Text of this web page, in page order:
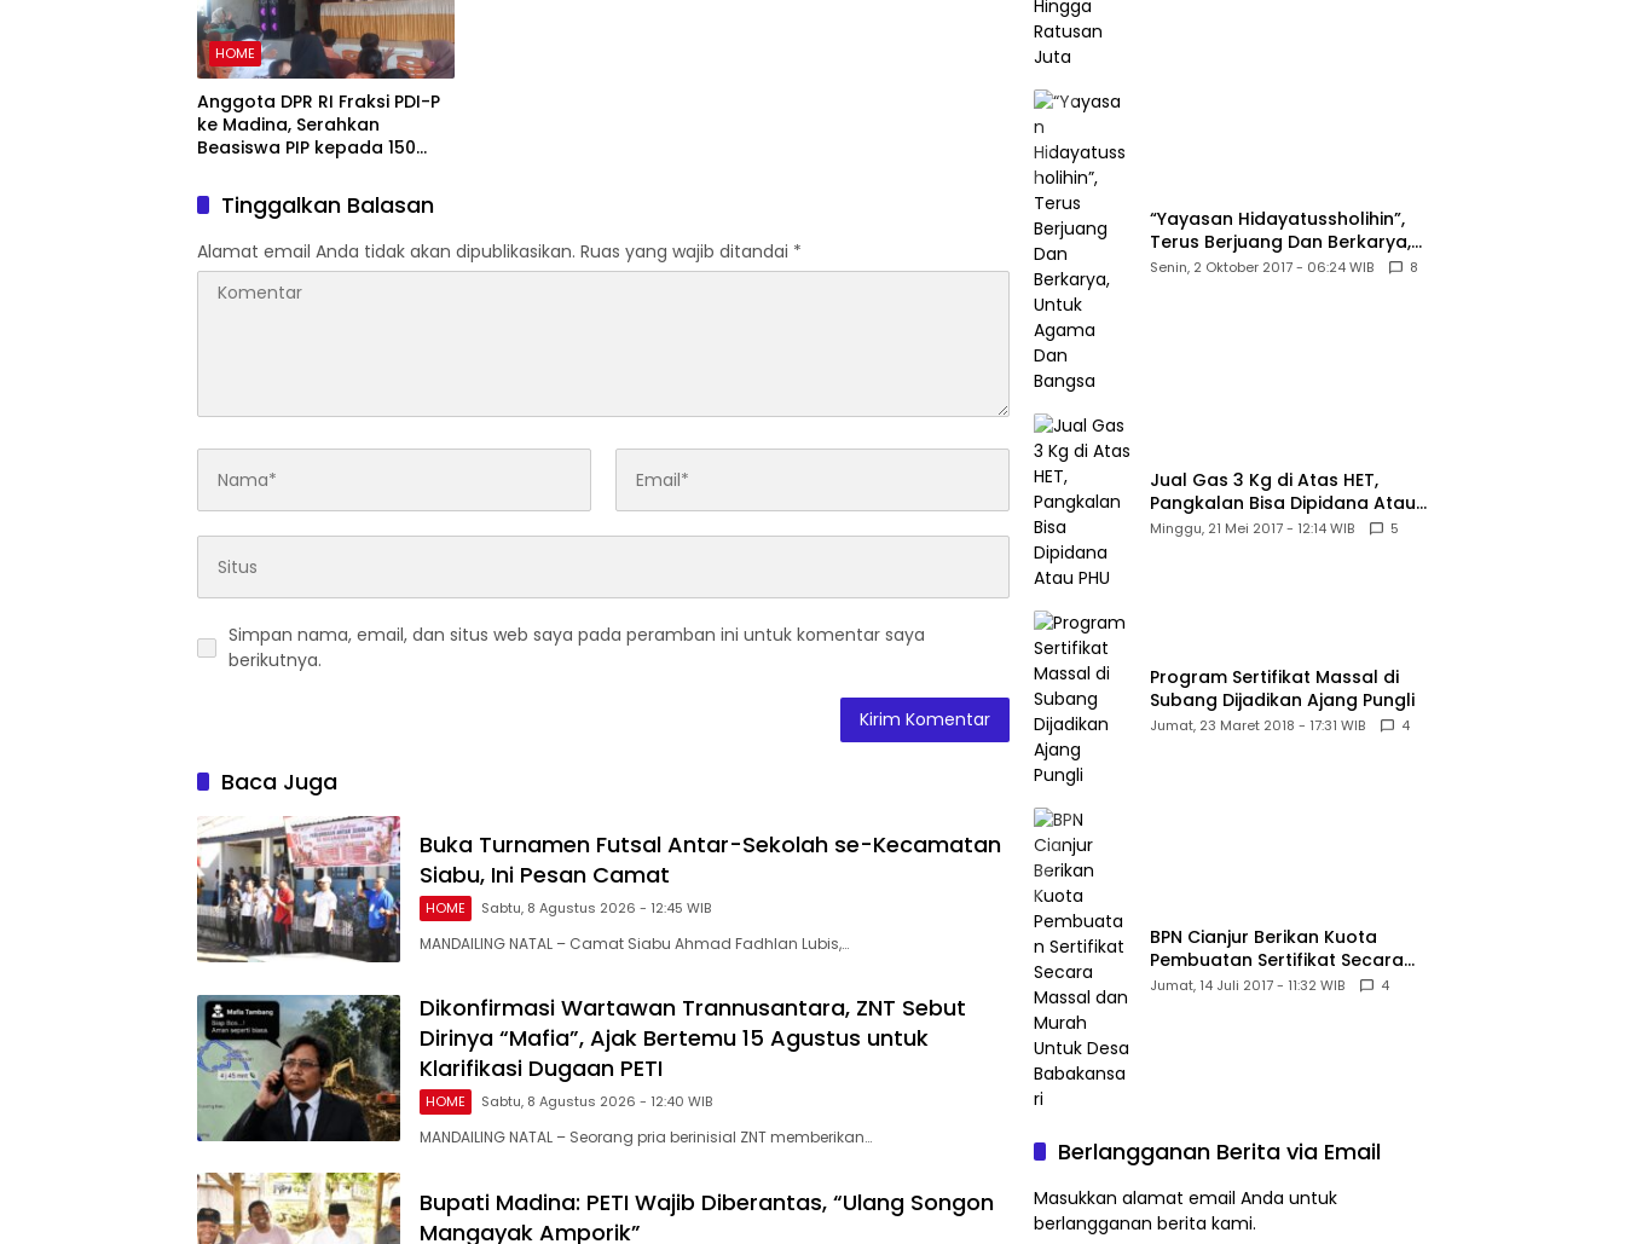
HOME
Anggota DPR RI Fraksi PDI-P
ke Madina, Serahkan
Beasiswa PIP kepada 150
Tinggalkan Balasan
Alamat email Anda tidak akan dipublikasikan. Ruas yang wajib ditandai *
Simpan nama, email, dan situs web saya pada peramban ini untuk komentar saya
berikutnya.
Baca Juga
Buka Turnamen Futsal Antar-Sekolah se-Kecamatan
Siabu, Ini Pesan Camat
HOME Sabtu, 8 Agustus 2026 - 12:45 WIB
MANDAILING NATAL – Camat Siabu Ahmad Fadhlan Lubis,…
Dikonfirmasi Wartawan Trannusantara, ZNT Sebut
Dirinya “Mafia”, Ajak Bertemu 15 Agustus untuk
Klarifikasi Dugaan PETI
HOME Sabtu, 8 Agustus 2026 - 12:40 WIB
MANDAILING NATAL – Seorang pria berinisial ZNT memberikan…
Bupati Madina: PETI Wajib Diberantas, “Ulang Songon
Mangayak Amporik”
“Yayasan Hidayatussholihin”,
Terus Berjuang Dan Berkarya,
Untuk Agama Dan Bangsa
Senin, 2 Oktober 2017 - 06:24 WIB 8
Jual Gas 3 Kg di Atas HET,
Pangkalan Bisa Dipidana Atau
PHU
Minggu, 21 Mei 2017 - 12:14 WIB 5
Program Sertifikat Massal di
Subang Dijadikan Ajang Pungli
Jumat, 23 Maret 2018 - 17:31 WIB 4
BPN Cianjur Berikan Kuota
Pembuatan Sertifikat Secara
Massal dan Murah Untuk Desa
Jumat, 14 Juli 2017 - 11:32 WIB 4
Berlangganan Berita via Email
Masukkan alamat email Anda untuk
berlangganan berita kami.